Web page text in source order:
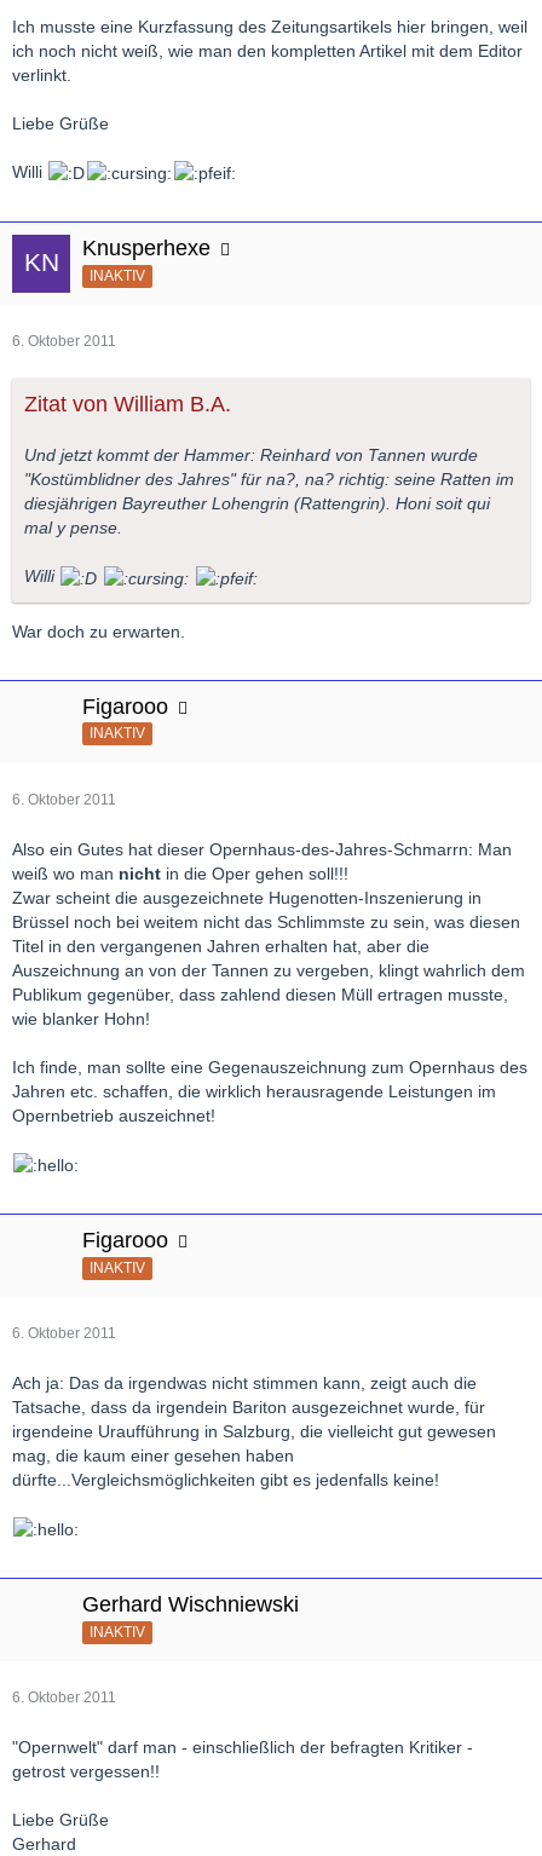
Ich musste eine Kurzfassung des Zeitungsartikels hier bringen, weil
ich noch nicht weiß, wie man den kompletten Artikel mit dem Editor
verlinkt.
Liebe Grüße
Willi
Knusperhexe
INAKTIV
6. Oktober 2011
Zitat von William B.A.
Und jetzt kommt der Hammer: Reinhard von Tannen wurde
"Kostümblidner des Jahres" für na?, na? richtig: seine Ratten im
diesjährigen Bayreuther Lohengrin (Rattengrin). Honi soit qui
mal y pense.
Willi
War doch zu erwarten.
Figarooo
INAKTIV
6. Oktober 2011
Also ein Gutes hat dieser Opernhaus-des-Jahres-Schmarrn: Man
weiß wo man nicht in die Oper gehen soll!!!
Zwar scheint die ausgezeichnete Hugenotten-Inszenierung in
Brüssel noch bei weitem nicht das Schlimmste zu sein, was diesen
Titel in den vergangenen Jahren erhalten hat, aber die
Auszeichnung an von der Tannen zu vergeben, klingt wahrlich dem
Publikum gegenüber, dass zahlend diesen Müll ertragen musste,
wie blanker Hohn!
Ich finde, man sollte eine Gegenauszeichnung zum Opernhaus des
Jahren etc. schaffen, die wirklich herausragende Leistungen im
Opernbetrieb auszeichnet!
Figarooo
INAKTIV
6. Oktober 2011
Ach ja: Das da irgendwas nicht stimmen kann, zeigt auch die
Tatsache, dass da irgendein Bariton ausgezeichnet wurde, für
irgendeine Uraufführung in Salzburg, die vielleicht gut gewesen
mag, die kaum einer gesehen haben
dürfte...Vergleichsmöglichkeiten gibt es jedenfalls keine!
Gerhard Wischniewski
INAKTIV
6. Oktober 2011
"Opernwelt" darf man - einschließlich der befragten Kritiker -
getrost vergessen!!
Liebe Grüße
Gerhard